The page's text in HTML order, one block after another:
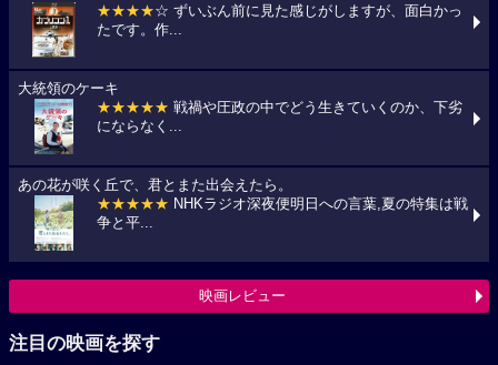
★★★★☆ ずいぶん前に見た感じがしますが、面白かっ
たです。作...
大統領のケーキ
★★★★★ 戦禍や圧政の中でどう生きていくのか、下劣
にならなく...
あの花が咲く丘で、君とまた出会えたら。
★★★★★ NHKラジオ深夜便明日への言葉,夏の特集は戦
争と平...
映画レビュー
注目の映画を探す